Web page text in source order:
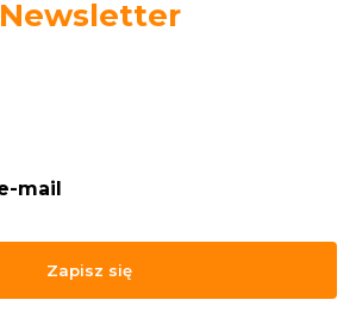
Newsletter
Zapisz się